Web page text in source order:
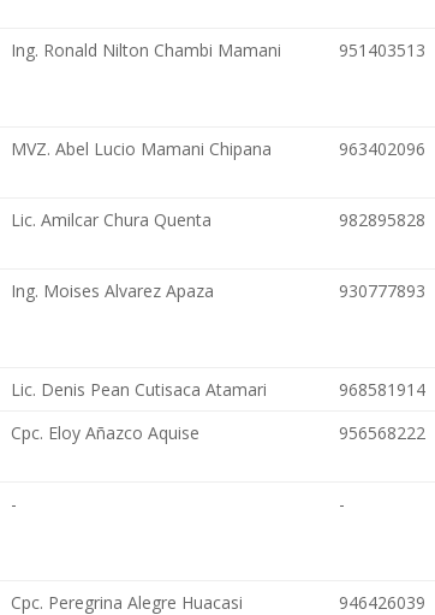
Ing. Ronald Nilton Chambi Mamani 951403513
MVZ. Abel Lucio Mamani Chipana 963402096
Lic. Amilcar Chura Quenta 982895828
Ing. Moises Alvarez Apaza 930777893
Lic. Denis Pean Cutisaca Atamari 968581914
Cpc. Eloy Añazco Aquise 956568222
- -
Cpc. Peregrina Alegre Huacasi 946426039